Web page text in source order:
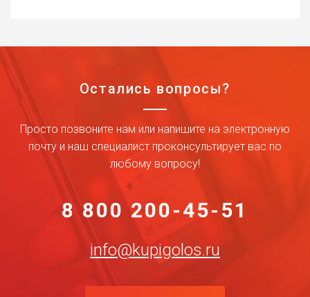
Остались вопросы?
Просто позвоните нам или напишите на электронную
почту и наш специалист проконсультирует вас по
любому вопросу!
8 800 200-45-51
info@kupigolos.ru